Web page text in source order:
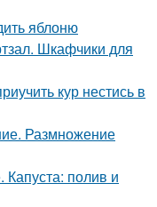
яблоню
Шкафчики для
кур нестись в
Размножение
Капуста: полив и